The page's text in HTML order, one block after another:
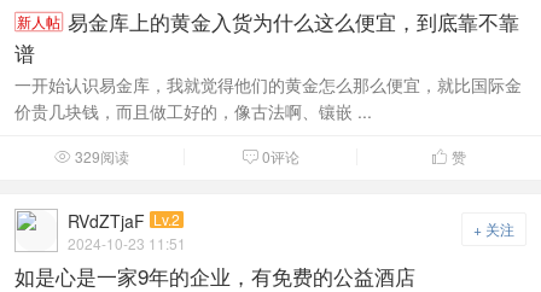
新人帖 易金库上的黄金入货为什么这么便宜，到底靠不靠
谱
一开始认识易金库，我就觉得他们的黄金怎么那么便宜，就比国际金
价贵几块钱，而且做工好的，像古法啊、镶嵌 ...
 329阅读  0评论  赞
+ 关注
RVdZTjaF Lv.2
2024-10-23 11:51
如是心是一家9年的企业，有免费的公益酒店